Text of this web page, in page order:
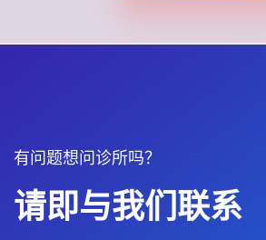
有问题想问诊所吗？
请即与我们联系